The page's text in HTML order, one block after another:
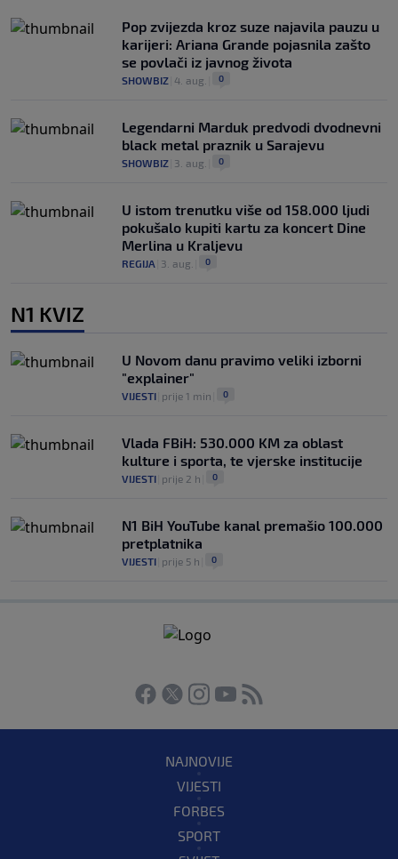
Pop zvijezda kroz suze najavila pauzu u
karijeri: Ariana Grande pojasnila zašto
se povlači iz javnog života
SHOWBIZ 4. aug. 0
Legendarni Marduk predvodi dvodnevni
black metal praznik u Sarajevu
SHOWBIZ 3. aug. 0
U istom trenutku više od 158.000 ljudi
pokušalo kupiti kartu za koncert Dine
Merlina u Kraljevu
REGIJA 3. aug. 0
N1 KVIZ
U Novom danu pravimo veliki izborni
"explainer"
VIJESTI prije 1 min 0
Vlada FBiH: 530.000 KM za oblast
kulture i sporta, te vjerske institucije
VIJESTI prije 2 h 0
N1 BiH YouTube kanal premašio 100.000
pretplatnika
VIJESTI prije 5 h 0
NAJNOVIJE
VIJESTI
FORBES
SPORT